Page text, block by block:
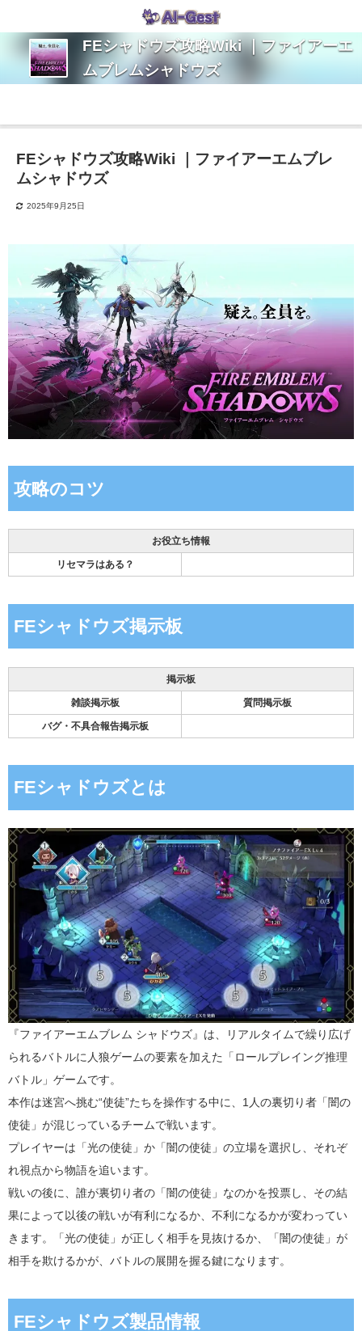
FEシャドウズ攻略Wiki ｜ファイアーエ
ムブレムシャドウズ
FEシャドウズ攻略Wiki ｜ファイアーエムブレ
ムシャドウズ
2025年9月25日
攻略のコツ
お役立ち情報
リセマラはある？
FEシャドウズ掲示板
掲示板
雑談掲示板 質問掲示板
バグ・不具合報告掲示板
FEシャドウズとは
『ファイアーエムブレム シャドウズ』は、リアルタイムで繰り広げ
られるバトルに人狼ゲームの要素を加えた「ロールプレイング推理
バトル」ゲームです。
本作は迷宮へ挑む“使徒”たちを操作する中に、1人の裏切り者「闇の
使徒」が混じっているチームで戦います。
プレイヤーは「光の使徒」か「闇の使徒」の立場を選択し、それぞ
れ視点から物語を追います。
戦いの後に、誰が裏切り者の「闇の使徒」なのかを投票し、その結
果によって以後の戦いが有利になるか、不利になるかが変わってい
きます。「光の使徒」が正しく相手を見抜けるか、「闇の使徒」が
相手を欺けるかが、バトルの展開を握る鍵になります。
FEシャドウズ製品情報